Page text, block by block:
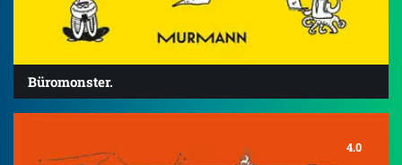
Büromonster.
4.0